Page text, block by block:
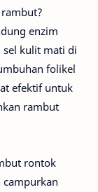
enzim
kulit mati di
folikel
efektif untuk
rambut
rontok
campurkan